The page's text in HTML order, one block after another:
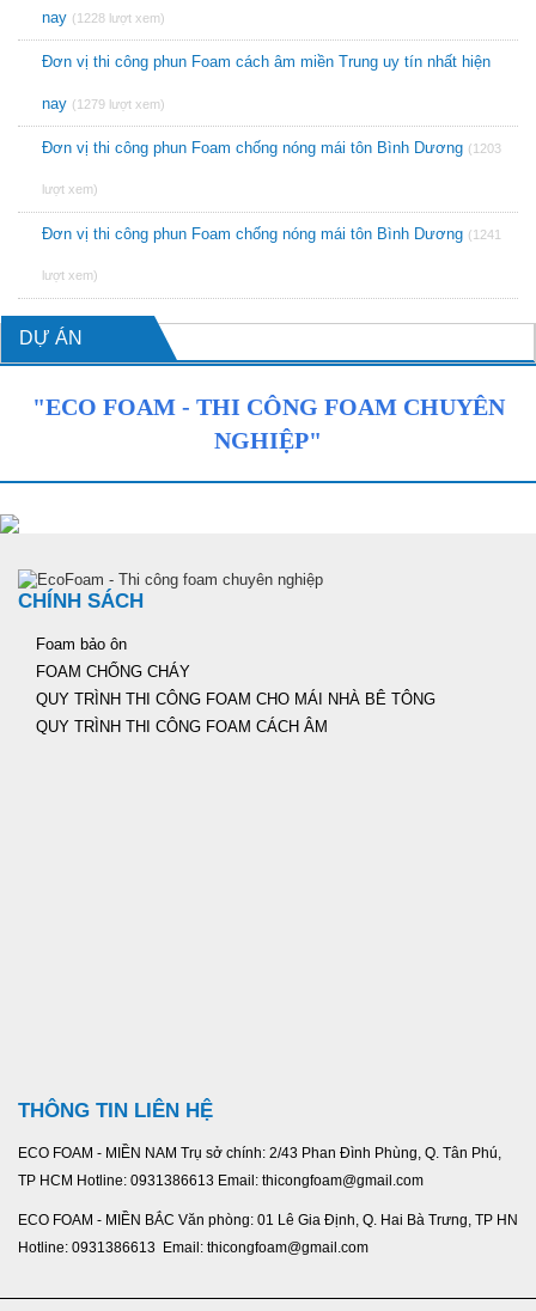
nay (1228 lượt xem)
Đơn vị thi công phun Foam cách âm miền Trung uy tín nhất hiện
nay (1279 lượt xem)
Đơn vị thi công phun Foam chống nóng mái tôn Bình Dương (1203
lượt xem)
Đơn vị thi công phun Foam chống nóng mái tôn Bình Dương (1241
lượt xem)
DỰ ÁN
"ECO FOAM - THI CÔNG FOAM CHUYÊN
NGHIỆP"
CHÍNH SÁCH
Foam bảo ôn
FOAM CHỐNG CHÁY
QUY TRÌNH THI CÔNG FOAM CHO MÁI NHÀ BÊ TÔNG
QUY TRÌNH THI CÔNG FOAM CÁCH ÂM
THÔNG TIN LIÊN HỆ
ECO FOAM - MIỀN NAM Trụ sở chính: 2/43 Phan Đình Phùng, Q. Tân Phú,
TP HCM Hotline: 0931386613 Email: thicongfoam@gmail.com
ECO FOAM - MIỀN BẮC Văn phòng: 01 Lê Gia Định, Q. Hai Bà Trưng, TP HN
Hotline: 0931386613 Email: thicongfoam@gmail.com